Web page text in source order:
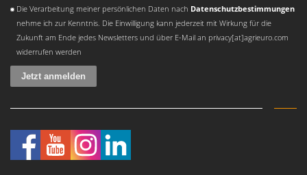
Die Verarbeitung meiner persönlichen Daten nach Datenschutzbestimmungen
nehme ich zur Kenntnis. Die Einwilligung kann jederzeit mit Wirkung für die
Zukunft am Ende jedes Newsletters und über E-Mail an privacy[at]agrieuro.com
widerrufen werden